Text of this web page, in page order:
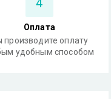
4
Оплата
производите оплату
удобным способом